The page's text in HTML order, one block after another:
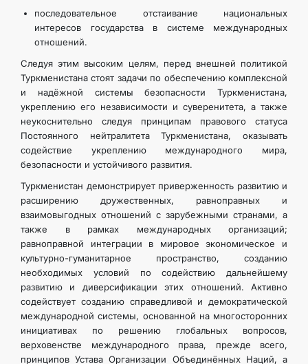
последовательное отстаивание национальных
интересов государства в системе международных
отношений.
Следуя этим высоким целям, перед внешней политикой
Туркменистана стоят задачи по обеспечению комплексной
и надёжной системы безопасности Туркменистана,
укреплению его независимости и суверенитета, а также
неукоснительно следуя принципам правового статуса
Постоянного нейтралитета Туркменистана, оказывать
содействие укреплению международного мира,
безопасности и устойчивого развития.
Туркменистан демонстрирует приверженность развитию и
расширению дружественных, равноправных и
взаимовыгодных отношений с зарубежными странами, а
также в рамках международных организаций;
равноправной интеграции в мировое экономическое и
культурно-гуманитарное пространство, созданию
необходимых условий по содействию дальнейшему
развитию и диверсификации этих отношений. Активно
содействует созданию справедливой и демократической
международной системы, основанной на многоcторонних
инициативах по решению глобальных вопросов,
верховенстве международного права, прежде всего,
принципов Устава Организации Объединённых Наций, а